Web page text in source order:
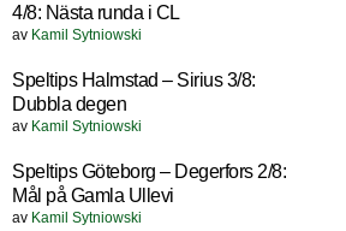
4/8: Nästa runda i CL
av Kamil Sytniowski
Speltips Halmstad – Sirius 3/8:
Dubbla degen
av Kamil Sytniowski
Speltips Göteborg – Degerfors 2/8:
Mål på Gamla Ullevi
av Kamil Sytniowski